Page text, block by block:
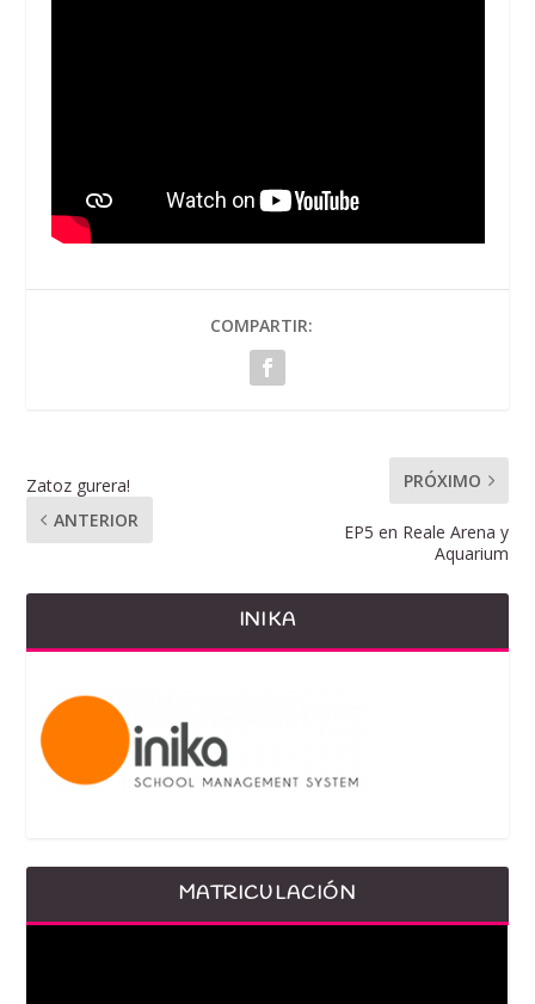
COMPARTIR:
Zatoz gurera!
ANTERIOR
PRÓXIMO
EP5 en Reale Arena y
Aquarium
INIKA
MATRICULACIÓN